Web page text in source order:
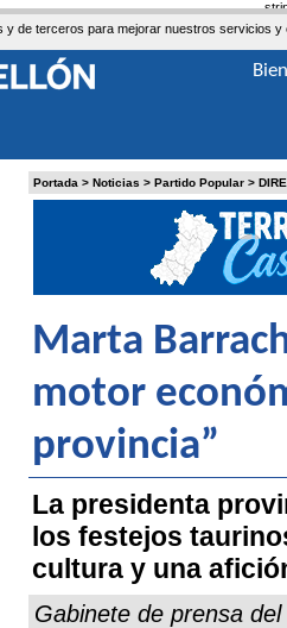
y de terceros para mejorar nuestros servicios
Portada > Noticias > Partido Popular >
Marta
motor
provincia”
La presidenta
los festejos
cultura y una
Gabinete de prensa